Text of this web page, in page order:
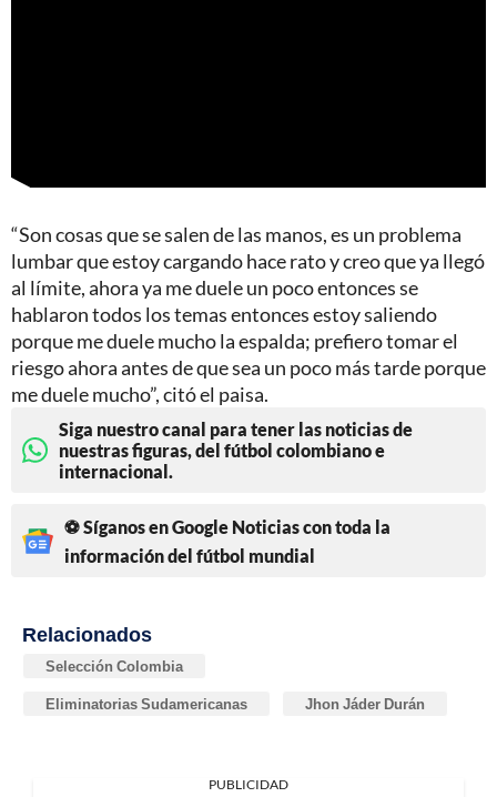
“Son cosas que se salen de las manos, es un problema
lumbar que estoy cargando hace rato y creo que ya llegó
al límite, ahora ya me duele un poco entonces se
hablaron todos los temas entonces estoy saliendo
porque me duele mucho la espalda; prefiero tomar el
riesgo ahora antes de que sea un poco más tarde porque
me duele mucho”, citó el paisa.
Siga nuestro canal para tener las noticias de
nuestras figuras, del fútbol colombiano e
internacional.
⚽ Síganos en Google Noticias con toda la
información del fútbol mundial
Relacionados
Selección Colombia
Eliminatorias Sudamericanas Jhon Jáder Durán
PUBLICIDAD